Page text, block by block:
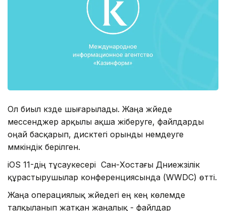
Ол биыл күзде шығарылады. Жаңа жүйеде
мессенджер арқылы ақша жіберуге, файлдарды
оңай басқарып, дисктегі орынды үнемдеуге
мүмкіндік берілген.
iOS 11-дің тұсаукесері Сан-Хостағы Дүниежүзілік
құрастырушылар конференциясында (WWDC) өтті.
Жаңа операциялық жүйедегі ең кең көлемде
талқыланып жатқан жаңалық - файлдар